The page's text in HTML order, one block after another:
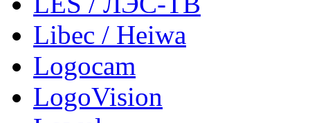
Libec / Heiwa
Logocam
LogoVision